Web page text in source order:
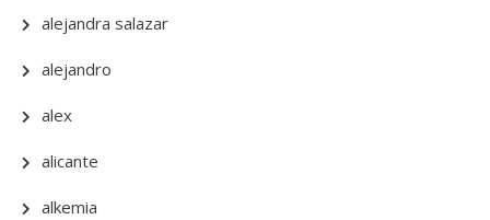
alejandra salazar
alejandro
alex
alicante
alkemia